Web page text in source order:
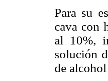
Para su
cava con
al 10%,
solución
de